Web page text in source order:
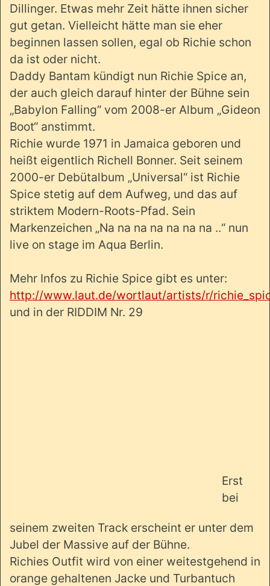
Dillinger. Etwas mehr Zeit hätte ihnen sicher
gut getan. Vielleicht hätte man sie eher
beginnen lassen sollen, egal ob Richie schon
da ist oder nicht.
Daddy Bantam kündigt nun Richie Spice an,
der auch gleich darauf hinter der Bühne sein
„Babylon Falling“ vom 2008-er Album „Gideon
Boot“ anstimmt.
Richie wurde 1971 in Jamaica geboren und
heißt eigentlich Richell Bonner. Seit seinem
2000-er Debütalbum „Universal“ ist Richie
Spice stetig auf dem Aufweg, und das auf
striktem Modern-Roots-Pfad. Sein
Markenzeichen „Na na na na na na na ..“ nun
live on stage im Aqua Berlin.
Mehr Infos zu Richie Spice gibt es unter:
http://www.laut.de/wortlaut/artists/r/
und in der RIDDIM Nr. 29
Erst
bei
seinem zweiten Track erscheint er unter dem
Jubel der Massive auf der Bühne.
Richies Outfit wird von einer weitestgehend in
orange gehaltenen Jacke und Turbantuch